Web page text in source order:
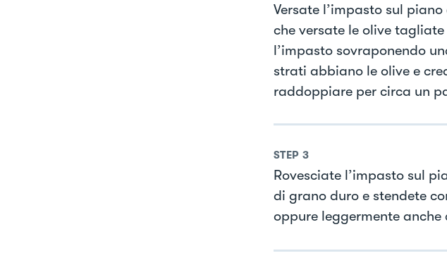
Versate l’impasto sul
che versate le olive
l’impasto sovraponendo
strati abbiano le olive e
raddoppiare per circa un
STEP 3
Rovesciate l’impasto sul
di grano duro e stendete
oppure leggermente